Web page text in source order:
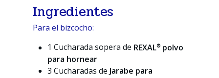
Ingredientes
Para el bizcocho:
1 Cucharada sopera de REXAL® polvo
para hornear
3 Cucharadas de Jarabe para